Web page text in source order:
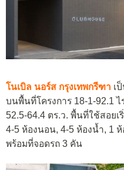
โนเบิล นอร์ส กรุงเทพกรีฑา เ
บนพื้นที่โครงการ 18-1-92.1
52.5-64.4 ตร.ว. พื้นที่ใช้สอย
4-5 ห้องนอน, 4-5 ห้องน้ำ, 1
พร้อมที่จอดรถ 3 คัน